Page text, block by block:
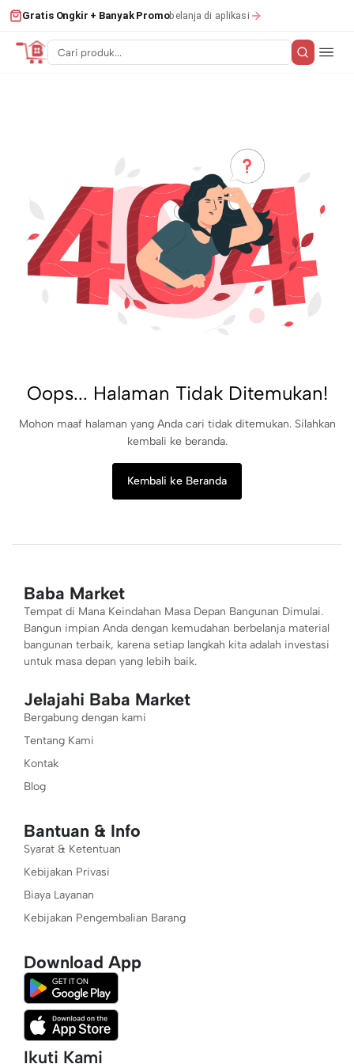
Gratis Ongkir + Banyak Promobelanja di aplikasi
Oops... Halaman Tidak Ditemukan!
Mohon maaf halaman yang Anda cari tidak ditemukan. Silahkan
kembali ke beranda.
Kembali ke Beranda
Baba Market
Tempat di Mana Keindahan Masa Depan Bangunan Dimulai.
Bangun impian Anda dengan kemudahan berbelanja material
bangunan terbaik, karena setiap langkah kita adalah investasi
untuk masa depan yang lebih baik.
Jelajahi Baba Market
Bergabung dengan kami
Tentang Kami
Kontak
Blog
Bantuan & Info
Syarat & Ketentuan
Kebijakan Privasi
Biaya Layanan
Kebijakan Pengembalian Barang
Download App
Ikuti Kami